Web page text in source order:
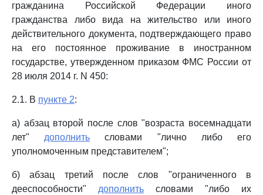
гражданина Российской Федерации иного
гражданства либо вида на жительство или иного
действительного документа, подтверждающего право
на его постоянное проживание в иностранном
государстве, утвержденном приказом ФМС России от
28 июля 2014 г. N 450:
2.1. В пункте 2:
а) абзац второй после слов "возраста восемнадцати
лет" дополнить словами "лично либо его
уполномоченным представителем";
б) абзац третий после слов "ограниченного в
дееспособности" дополнить словами "либо их